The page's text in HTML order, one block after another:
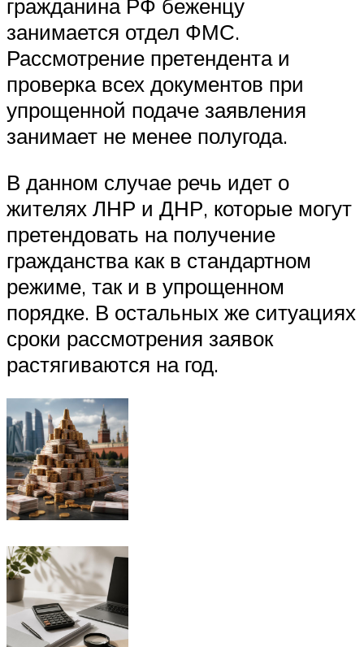
гражданина РФ беженцу
занимается отдел ФМС.
Рассмотрение претендента и
проверка всех документов при
упрощенной подаче заявления
занимает не менее полугода.
В данном случае речь идет о
жителях ЛНР и ДНР, которые могут
претендовать на получение
гражданства как в стандартном
режиме, так и в упрощенном
порядке. В остальных же ситуациях
сроки рассмотрения заявок
растягиваются на год.